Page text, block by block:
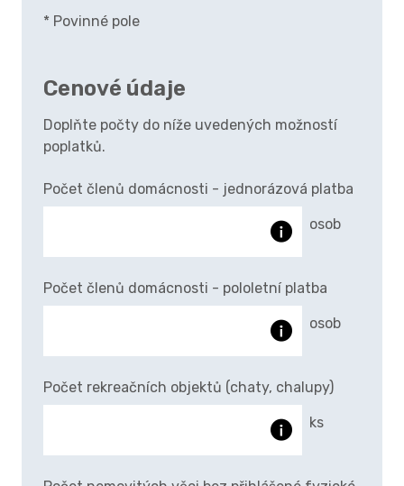
* Povinné pole
Cenové údaje
Doplňte počty do níže uvedených možností
poplatků.
Počet členů domácnosti - jednorázová platba
osob
Počet členů domácnosti - pololetní platba
osob
Počet rekreačních objektů (chaty, chalupy)
ks